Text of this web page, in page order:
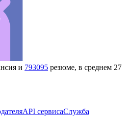
и 793095 резюме, в среднем 27
API сервисаСлужба